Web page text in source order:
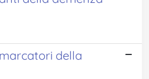
della